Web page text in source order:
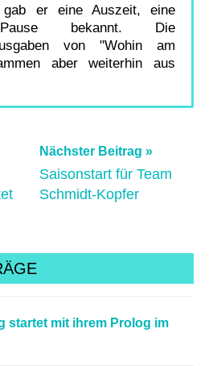
gab er eine Auszeit, eine
Pause bekannt. Die
von "Wohin am
aber weiterhin aus
,
Nächster Beitrag
Saisonstart für Team
Schmidt-Kopfer
startet mit ihrem Prolog im